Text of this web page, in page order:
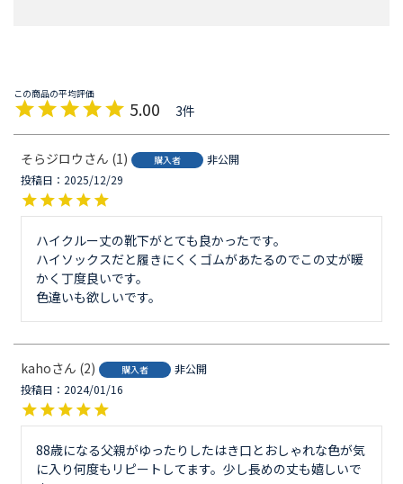
5.00 3
そらジロウ 1 購入者
非公開
投稿日
2025/12/29
ハイクルー丈の靴下がとても良かったです。
ハイソックスだと履きにくくゴムがあたるのでこの丈が暖
かく丁度良いです。
色違いも欲しいです。
kaho 2 購入者
非公開
投稿日
2024/01/16
88歳になる父親がゆったりしたはき口とおしゃれな色が気
に入り何度もリピートしてます。少し長めの丈も嬉しいで